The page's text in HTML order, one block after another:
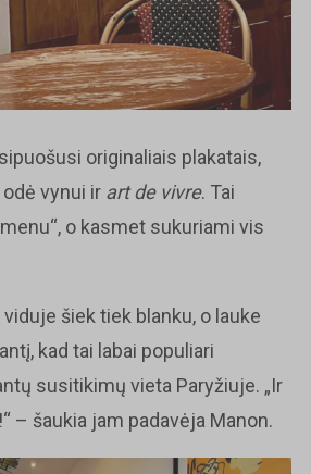
originaliais plakatais,
vynui ir art de vivre. Tai
o kasmet sukuriami vis
šiek tiek blanku, o lauke
kad tai labai populiari
susitikimų vieta Paryžiuje. „Ir
– šaukia jam padavėja Manon.